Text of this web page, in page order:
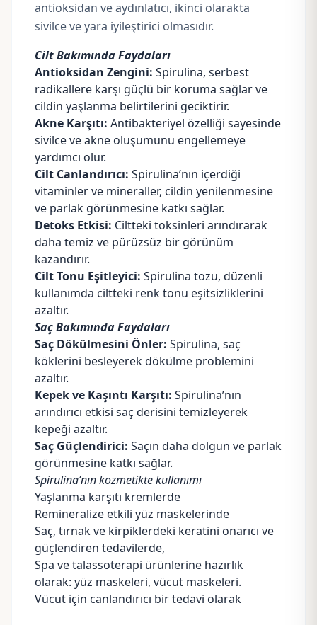
antioksidan ve aydınlatıcı, ikinci olarakta
sivilce ve yara iyileştirici olmasıdır.
Cilt Bakımında Faydaları
Antioksidan Zengini: Spirulina, serbest
radikallere karşı güçlü bir koruma sağlar ve
cildin yaşlanma belirtilerini geciktirir.
Akne Karşıtı: Antibakteriyel özelliği sayesinde
sivilce ve akne oluşumunu engellemeye
yardımcı olur.
Cilt Canlandırıcı: Spirulina’nın içerdiği
vitaminler ve mineraller, cildin yenilenmesine
ve parlak görünmesine katkı sağlar.
Detoks Etkisi: Ciltteki toksinleri arındırarak
daha temiz ve pürüzsüz bir görünüm
kazandırır.
Cilt Tonu Eşitleyici: Spirulina tozu, düzenli
kullanımda ciltteki renk tonu eşitsizliklerini
azaltır.
Saç Bakımında Faydaları
Saç Dökülmesini Önler: Spirulina, saç
köklerini besleyerek dökülme problemini
azaltır.
Kepek ve Kaşıntı Karşıtı: Spirulina’nın
arındırıcı etkisi saç derisini temizleyerek
kepeği azaltır.
Saç Güçlendirici: Saçın daha dolgun ve parlak
görünmesine katkı sağlar.
Spirulina’nın kozmetikte kullanımı
Yaşlanma karşıtı kremlerde
Remineralize etkili yüz maskelerinde
Saç, tırnak ve kirpiklerdeki keratini onarıcı ve
güçlendiren tedavilerde,
Spa ve talassoterapi ürünlerine hazırlık
olarak: yüz maskeleri, vücut maskeleri.
Vücut için canlandırıcı bir tedavi olarak